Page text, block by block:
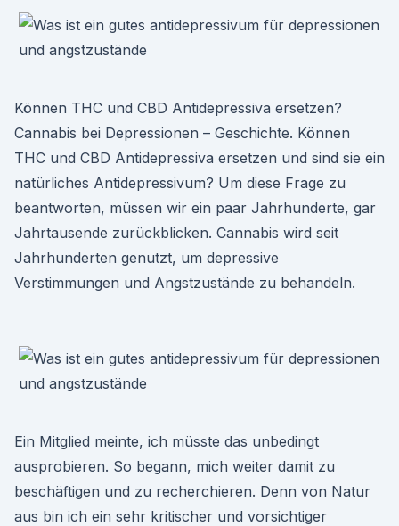
Können THC und CBD Antidepressiva ersetzen?
Cannabis bei Depressionen – Geschichte. Können
THC und CBD Antidepressiva ersetzen und sind sie ein
natürliches Antidepressivum? Um diese Frage zu
beantworten, müssen wir ein paar Jahrhunderte, gar
Jahrtausende zurückblicken. Cannabis wird seit
Jahrhunderten genutzt, um depressive
Verstimmungen und Angstzustände zu behandeln.
Ein Mitglied meinte, ich müsste das unbedingt
ausprobieren. So begann, mich weiter damit zu
beschäftigen und zu recherchieren. Denn von Natur
aus bin ich ein sehr kritischer und vorsichtiger